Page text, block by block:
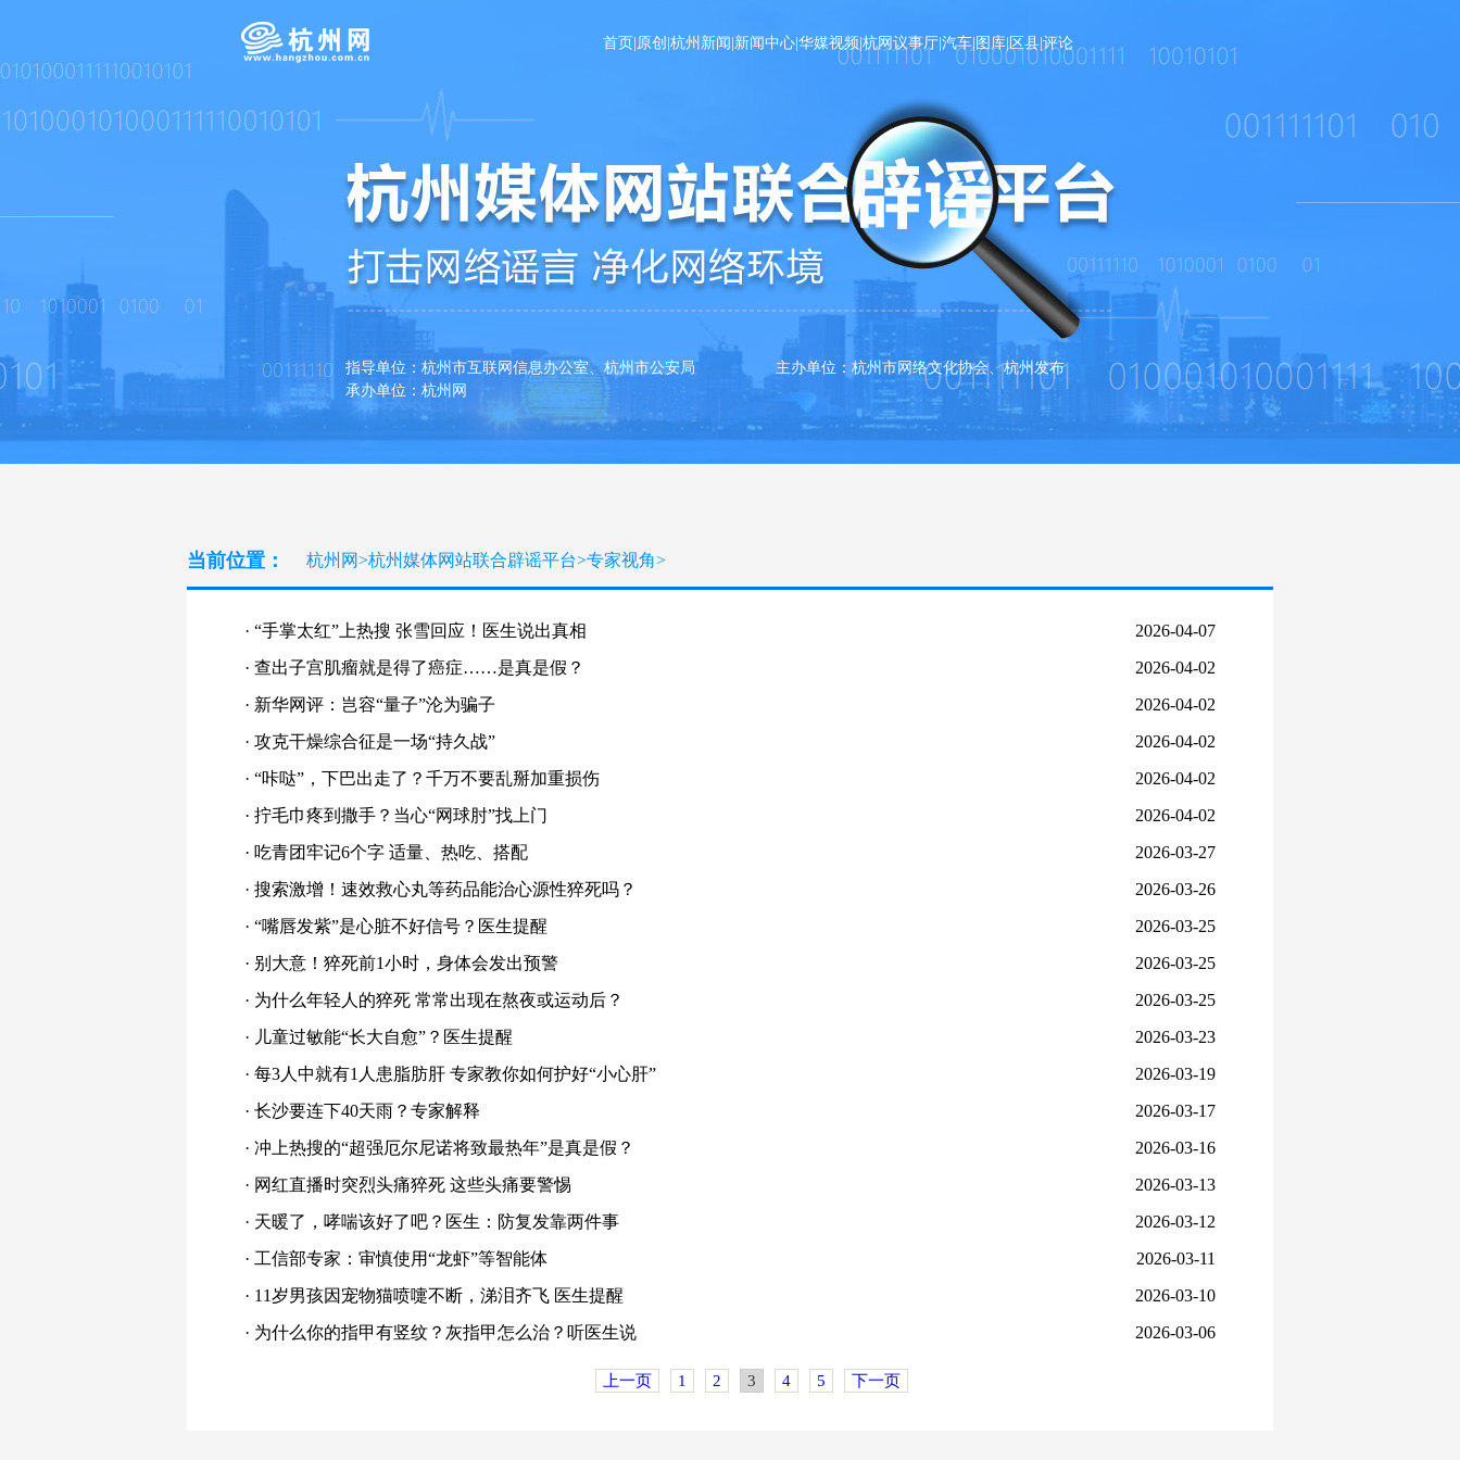
首页 原创 杭州新闻 新闻中心| 华媒视频 杭网议事厅| 汽车| 图库|区县| 评论
指导单位：杭州市互联网信息办公室、杭州市公安局 主办单位：杭州市网络文化协会、杭州发布
承办单位：杭州网
当前位置： 杭州网>杭州媒体网站联合辟谣平台>专家视角>
· “手掌太红”上热搜 张雪回应！医生说出真相
2026-04-07
· 查出子宫肌瘤就是得了癌症……是真是假？
2026-04-02
· 新华网评：岂容“量子”沦为骗子
2026-04-02
· 攻克干燥综合征是一场“持久战”
2026-04-02
· “咔哒”，下巴出走了？千万不要乱掰加重损伤
2026-04-02
· 拧毛巾疼到撒手？当心“网球肘”找上门
2026-04-02
· 吃青团牢记6个字 适量、热吃、搭配
2026-03-27
· 搜索激增！速效救心丸等药品能治心源性猝死吗？
2026-03-26
· “嘴唇发紫”是心脏不好信号？医生提醒
2026-03-25
· 别大意！猝死前1小时，身体会发出预警
2026-03-25
· 为什么年轻人的猝死 常常出现在熬夜或运动后？
2026-03-25
· 儿童过敏能“长大自愈”？医生提醒
2026-03-23
· 每3人中就有1人患脂肪肝 专家教你如何护好“小心肝”
2026-03-19
· 长沙要连下40天雨？专家解释
2026-03-17
· 冲上热搜的“超强厄尔尼诺将致最热年”是真是假？
2026-03-16
· 网红直播时突烈头痛猝死 这些头痛要警惕
2026-03-13
· 天暖了，哮喘该好了吧？医生：防复发靠两件事
2026-03-12
· 工信部专家：审慎使用“龙虾”等智能体
2026-03-11
· 11岁男孩因宠物猫喷嚏不断，涕泪齐飞 医生提醒
2026-03-10
· 为什么你的指甲有竖纹？灰指甲怎么治？听医生说 2026-03-06
上一页 1 2 3 4 5 下一页